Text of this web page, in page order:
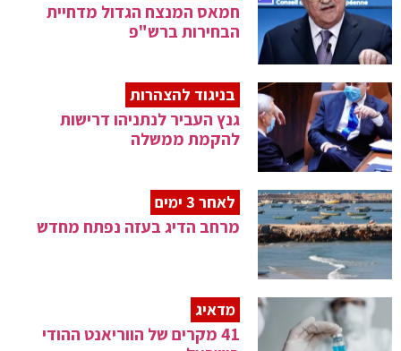
חמאס המנצח הגדול מדחיית
הבחירות ברש"פ
בניגוד להצהרות
גנץ העביר לנתניהו דרישות
להקמת ממשלה
לאחר 3 ימים
מרחב הדיג בעזה נפתח מחדש
מדאיג
41 מקרים של הווריאנט ההודי